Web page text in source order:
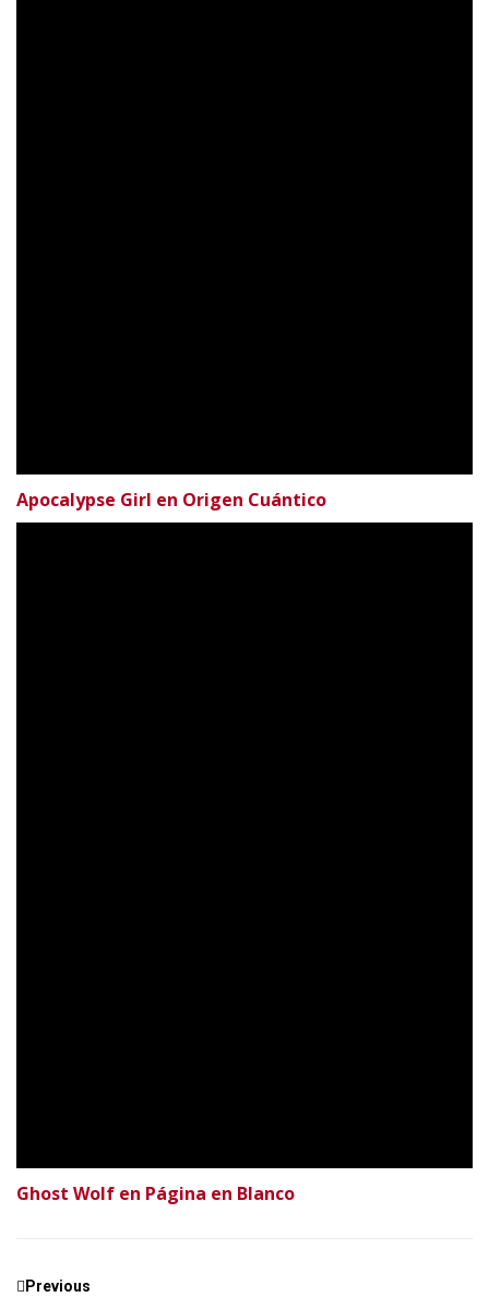
Apocalypse Girl en Origen Cuántico
Ghost Wolf en Página en Blanco
Previous